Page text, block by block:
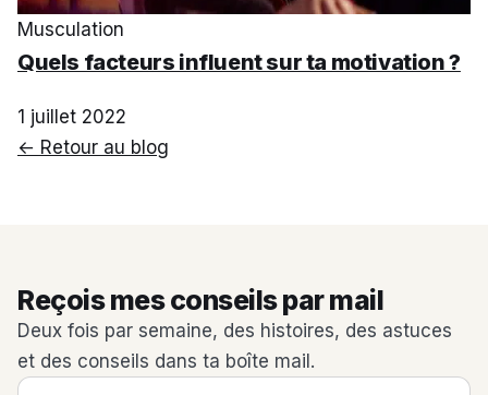
Musculation
Quels facteurs influent sur ta motivation ?
1 juillet 2022
← Retour au blog
Reçois mes conseils par mail
Deux fois par semaine, des histoires, des astuces
et des conseils dans ta boîte mail.